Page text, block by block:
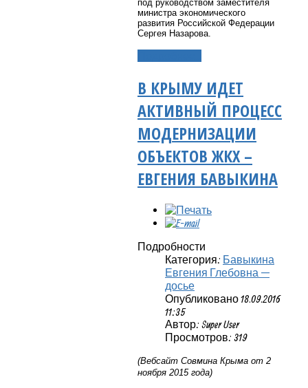
под руководством заместителя
министра экономического
развития Российской Федерации
Сергея Назарова.
В КРЫМУ ИДЕТ
АКТИВНЫЙ ПРОЦЕСС
МОДЕРНИЗАЦИИ
ОБЪЕКТОВ ЖКХ –
ЕВГЕНИЯ БАВЫКИНА
Подробности
Категория: Бавыкина
Евгения Глебовна —
досье
Опубликовано 18.09.2016
11:35
Автор: Super User
Просмотров: 319
(Вебсайт Совмина Крыма от 2
ноября 2015 года)